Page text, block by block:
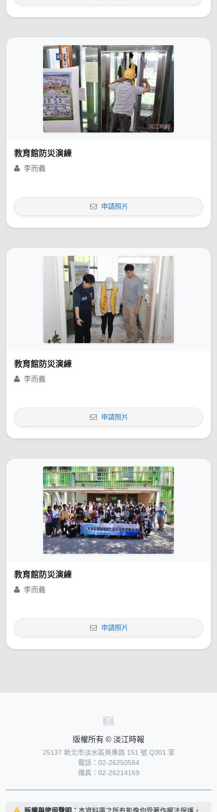
教育館防災演練
李而義
申請照片
教育館防災演練
李而義
申請照片
教育館防災演練
李而義
申請照片
版權所有 © 淡江時報
25137 新北市淡水區英專路 151 號 Q301 室
電話：02-26250584
傳真：02-26214169